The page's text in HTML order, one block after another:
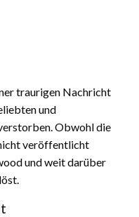
traurigen Nachricht
und
Obwohl die
veröffentlicht
und weit darüber